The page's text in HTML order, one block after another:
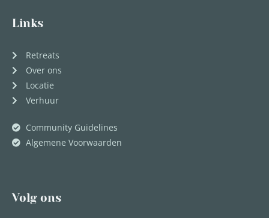
Links
Retreats
Over ons
Locatie
Verhuur
Community Guidelines
Algemene Voorwaarden
Volg ons